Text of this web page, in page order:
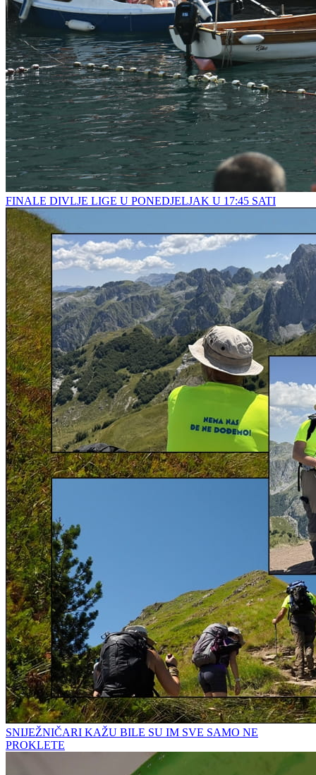
FINALE DIVLJE LIGE U PONEDJELJAK U 17:45 SATI
SNIJEŽNIČARI KAŽU BILE SU IM SVE SAMO NE
PROKLETE